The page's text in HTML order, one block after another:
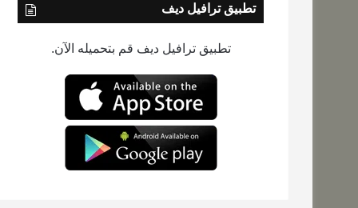
تطبيق ترافيل ديف
تطبيق ترافيل ديف قم بتحميله الآن.